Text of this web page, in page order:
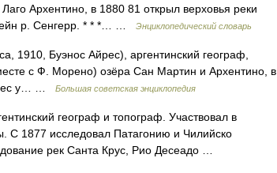
Архентино, в 1880 81 открыл верховья реки
р. Сенгерр. * * *… …
Энциклопедический словарь
Буэнос Айрес), аргентинский географ,
с Ф. Морено) озёра Сан Мартин и Архентино, в
у… …
Большая советская энциклопедия
географ и топограф. Участвовал в
С 1877 исследовал Патагонию и Чилийско
рек Санта Крус, Рио Десеадо …